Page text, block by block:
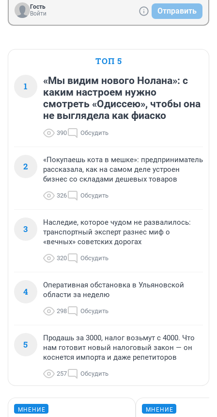
Гость
Войти
Отправить
ТОП 5
1
«Мы видим нового Нолана»: с
каким настроем нужно
смотреть «Одиссею», чтобы она
не выглядела как фиаско
390 Обсудить
2
«Покупаешь кота в мешке»: предприниматель
рассказала, как на самом деле устроен
бизнес со складами дешевых товаров
326 Обсудить
3
Наследие, которое чудом не развалилось:
транспортный эксперт разнес миф о
«вечных» советских дорогах
320 Обсудить
4
Оперативная обстановка в Ульяновской
области за неделю
298 Обсудить
5
Продашь за 3000, налог возьмут с 4000. Что
нам готовит новый налоговый закон — он
коснется импорта и даже репетиторов
257 Обсудить
МНЕНИЕ МНЕНИЕ